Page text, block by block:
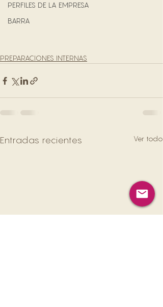
PERFILES DE LA EMPRESA
BARRA
PREPARACIONES INTERNAS
Entradas recientes Ver todo